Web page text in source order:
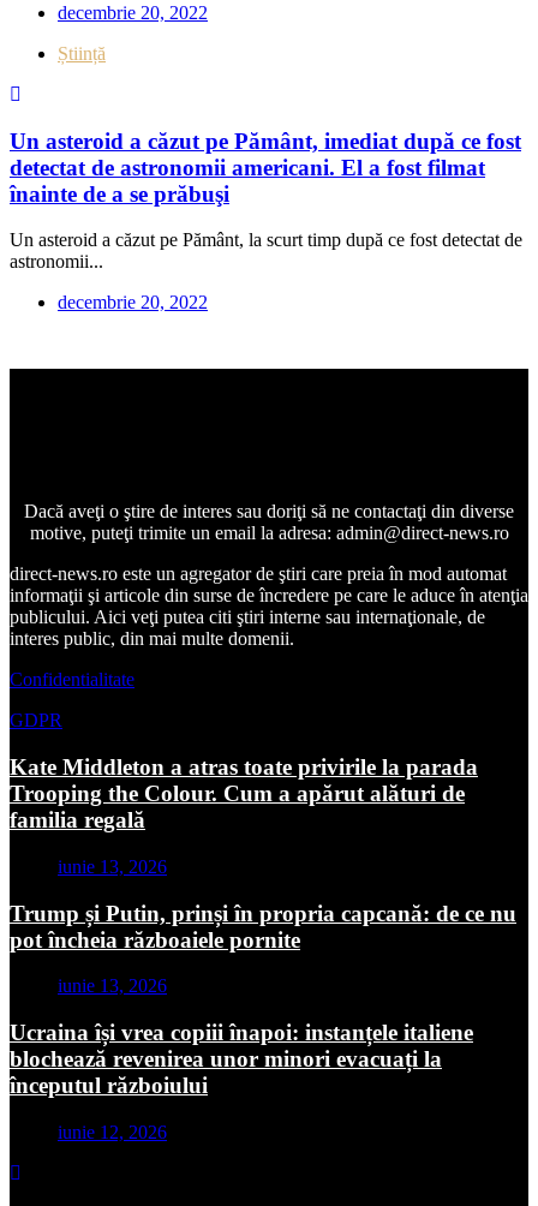
decembrie 20, 2022
Știință
Un asteroid a căzut pe Pământ, imediat după ce fost
detectat de astronomii americani. El a fost filmat
înainte de a se prăbuşi
Un asteroid a căzut pe Pământ, la scurt timp după ce fost detectat de
astronomii...
decembrie 20, 2022
Dacă aveţi o ştire de interes sau doriţi să ne contactaţi din diverse
motive, puteţi trimite un email la adresa: admin@direct-news.ro
direct-news.ro este un agregator de ştiri care preia în mod automat
informaţii şi articole din surse de încredere pe care le aduce în atenţia
publicului. Aici veţi putea citi ştiri interne sau internaţionale, de
interes public, din mai multe domenii.
Confidentialitate
GDPR
Kate Middleton a atras toate privirile la parada
Trooping the Colour. Cum a apărut alături de
familia regală
iunie 13, 2026
Trump și Putin, prinși în propria capcană: de ce nu
pot încheia războaiele pornite
iunie 13, 2026
Ucraina își vrea copiii înapoi: instanțele italiene
blochează revenirea unor minori evacuați la
începutul războiului
iunie 12, 2026